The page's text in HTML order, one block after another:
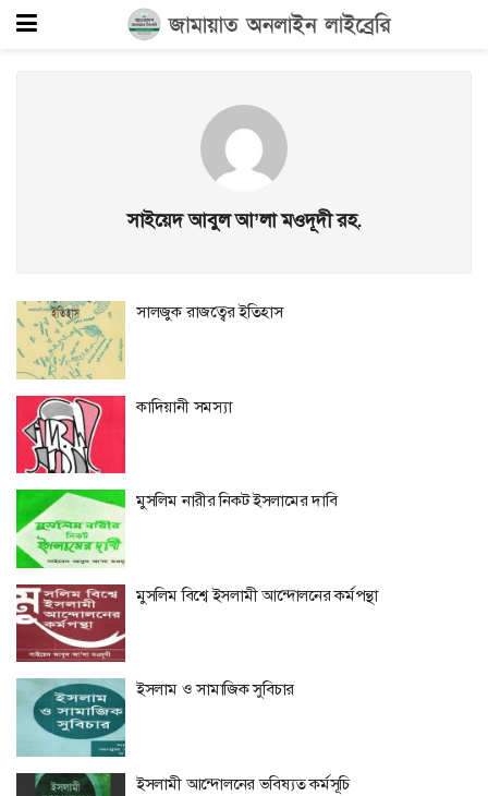
সাইয়েদ আবুল আ’লা মওদূদী রহ.
সালজুক রাজত্বের ইতিহাস
কাদিয়ানী সমস্যা
মুসলিম নারীর নিকট ইসলামের দাবি
মুসলিম বিশ্বে ইসলামী আন্দোলনের কর্মপন্থা
ইসলাম ও সামাজিক সুবিচার
ইসলামী আন্দোলনের ভবিষ্যত কর্মসূচি